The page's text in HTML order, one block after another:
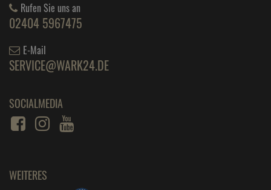
Rufen Sie uns an
02404 5967475
E-Mail
SERVICE@WARK24.DE
SOCIALMEDIA
WEITERES